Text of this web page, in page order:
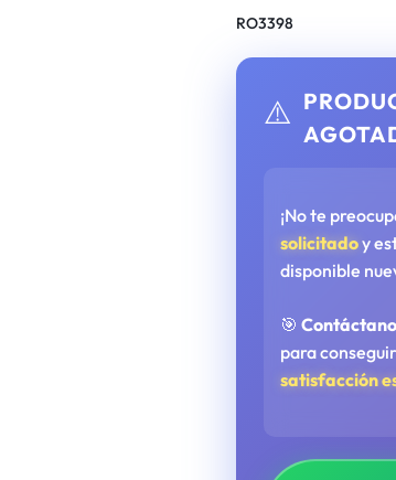
RO3398
⚠️
¡No te
solicitadoy
disponible
🎯
para
satisfacción